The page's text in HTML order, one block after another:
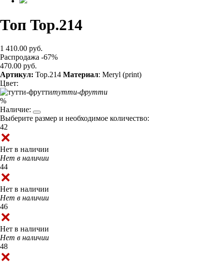
Топ Top.214
1 410.00 руб.
Распродажа -67%
470.00 руб.
Артикул: Top.214 Материал: Meryl (print)
Цвет:
тутти-фрутти
%
Наличие:
Выберите размер и необходимое количество:
42
Нет в наличии
Нет в наличии
44
Нет в наличии
Нет в наличии
46
Нет в наличии
Нет в наличии
48